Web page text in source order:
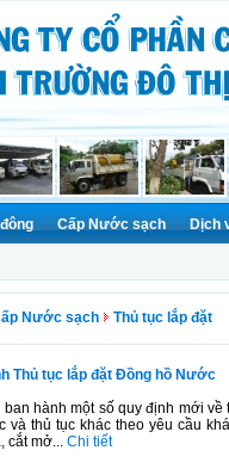
Cấp Nước sạch Dịch
Nước sạch Thủ tục lắp đặt
Thủ tục lắp đặt Đồng hồ Nước
ban hành một số quy định mới
và thủ tục khác theo yêu cầu
cắt mở... Chi tiết